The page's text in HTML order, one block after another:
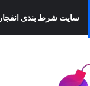
سایت شرط بندی انفجار